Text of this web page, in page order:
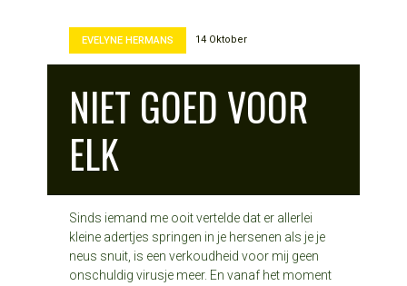
EVELYNE HERMANS 14 Oktober
NIET GOED VOOR
ELK
Sinds iemand me ooit vertelde dat er allerlei
kleine adertjes springen in je hersenen als je je
neus snuit, is een verkoudheid voor mij geen
onschuldig virusje meer. En vanaf het moment